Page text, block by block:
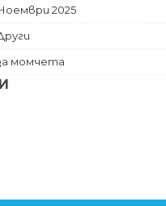
2025
момчета